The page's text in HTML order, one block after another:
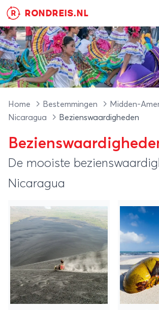
R RONDREIS.NL
Home Bestemmingen
Midden-
Nicaragua
Bezienswaardigheden
De mooiste
Nicaragua